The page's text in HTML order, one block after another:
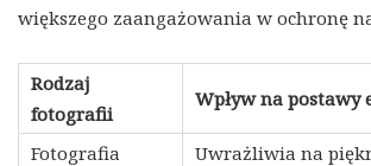
większego zaangażowania w ochronę
Rodzaj
fotografii
Wpływ na postawy
Fotografia
Uwrażliwia na